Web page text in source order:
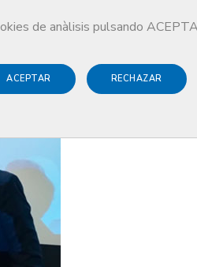
de anàlisis pulsando
ACEPTAR RECHAZAR